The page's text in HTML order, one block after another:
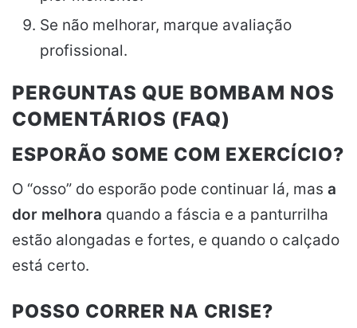
Se não melhorar, marque avaliação
profissional.
PERGUNTAS QUE BOMBAM NOS
COMENTÁRIOS (FAQ)
ESPORÃO SOME COM EXERCÍCIO?
O “osso” do esporão pode continuar lá, mas a
dor melhora quando a fáscia e a panturrilha
estão alongadas e fortes, e quando o calçado
está certo.
POSSO CORRER NA CRISE?